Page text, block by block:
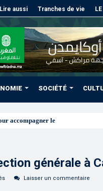
Lire aussi Tranches de vie
SOCIÉTÉ
accompagner les projets des
générale à
Laisser un commentaire